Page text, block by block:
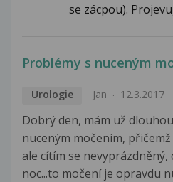
se zácpou).
Problémy s nuceným
Urologie Jan 12.3.2017
Dobrý den, mám už
nuceným močením,
ale cítím se nevyprázdněný,
noc...to močení je opravdu